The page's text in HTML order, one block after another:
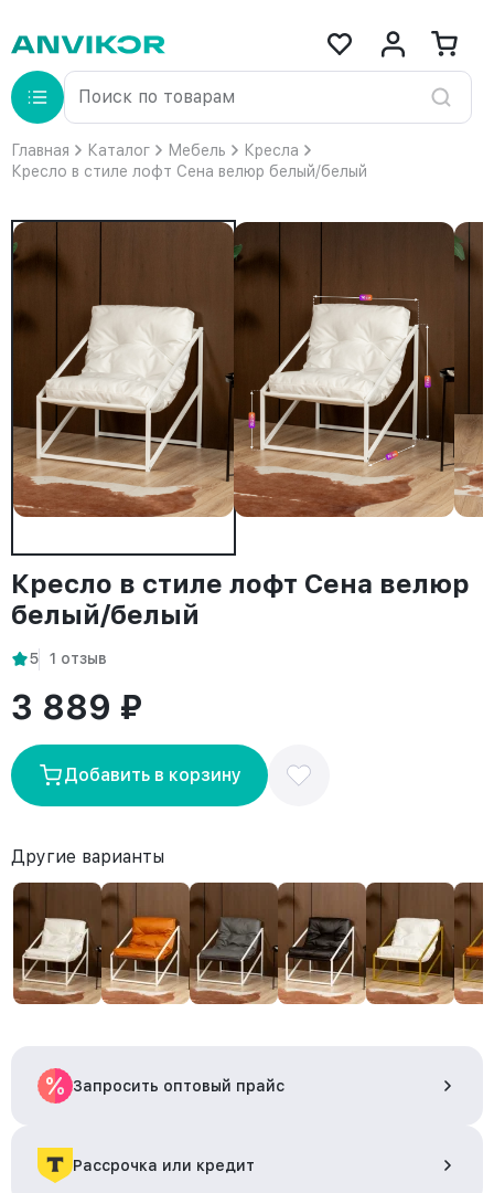
Главная Каталог Мебель
Кресла
Кресло в стиле лофт Сена велюр белый/белый
Кресло в стиле лофт Сена велюр
белый/белый
5 1 отзыв
3 889 ₽
Добавить в корзину
Другие варианты
Запросить оптовый прайс
Рассрочка или кредит